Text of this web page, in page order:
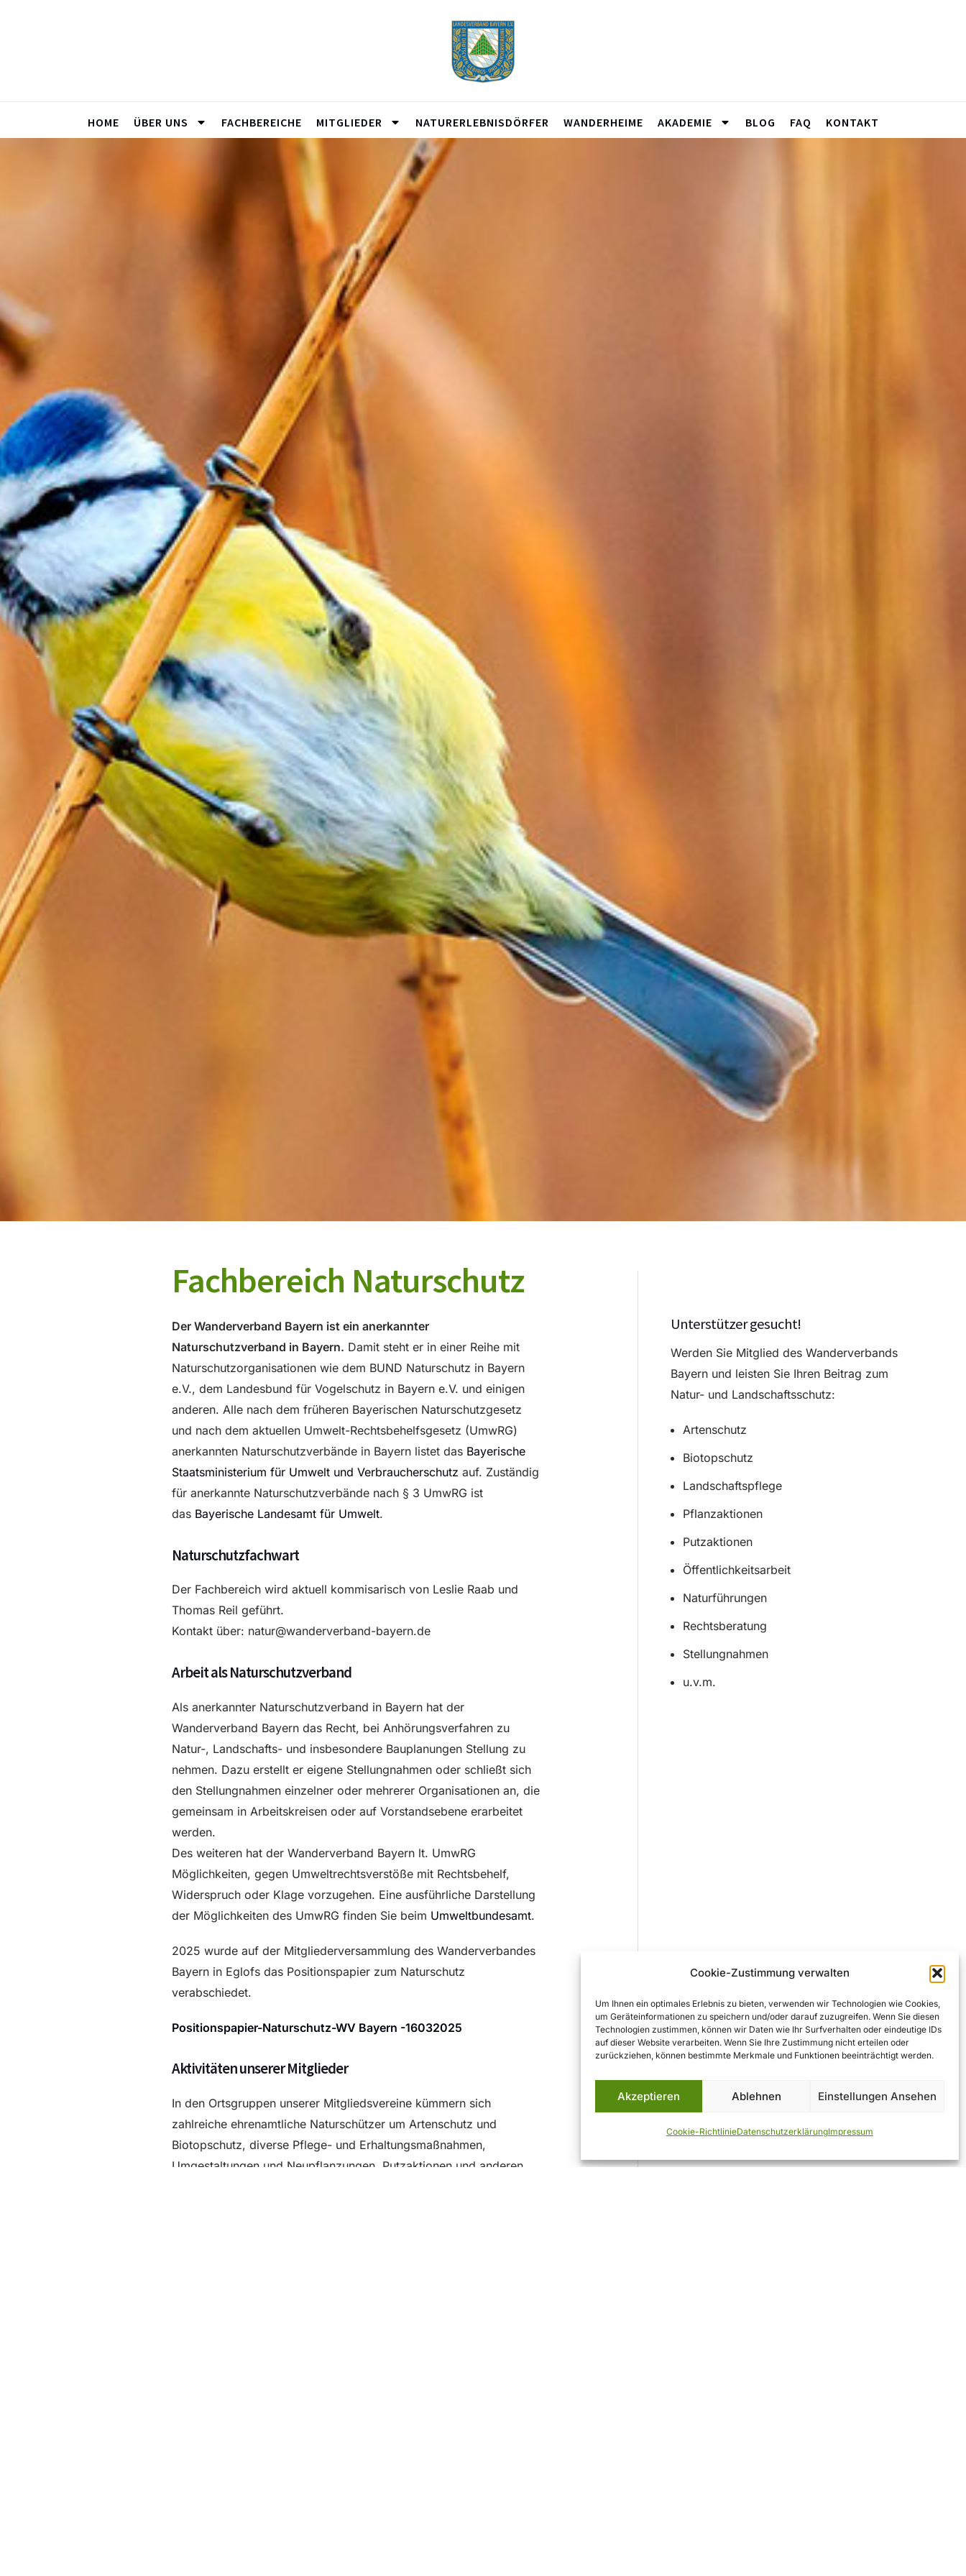
Cookie-Zustimmung verwalten
Um Ihnen ein optimales Erlebnis zu bieten, verwenden wir Technologien wie Cookies,
um Geräteinformationen zu speichern und/oder darauf zuzugreifen. Wenn Sie diesen
Technologien zustimmen, können wir Daten wie Ihr Surfverhalten oder eindeutige IDs
auf dieser Website verarbeiten. Wenn Sie Ihre Zustimmung nicht erteilen oder
zurückziehen, können bestimmte Merkmale und Funktionen beeinträchtigt werden.
Akzeptieren Ablehnen Einstellungen Ansehen
Cookie-RichtlinieDatenschutzerklärungImpressum
HOME ÜBER UNS FACHBEREICHE MITGLIEDER NATURERLEBNISDÖRFER WANDERHEIME AKADEMIE BLOG FAQ KONTAKT
Fachbereich Naturschutz
Der Wanderverband Bayern ist ein anerkannter
Naturschutzverband in Bayern. Damit steht er in einer Reihe mit
Naturschutzorganisationen wie dem BUND Naturschutz in Bayern
e.V., dem Landesbund für Vogelschutz in Bayern e.V. und einigen
anderen. Alle nach dem früheren Bayerischen Naturschutzgesetz
und nach dem aktuellen Umwelt-Rechtsbehelfsgesetz (UmwRG)
anerkannten Naturschutzverbände in Bayern listet das Bayerische
Staatsministerium für Umwelt und Verbraucherschutz auf. Zuständig
für anerkannte Naturschutzverbände nach § 3 UmwRG ist
das Bayerische Landesamt für Umwelt.
Naturschutzfachwart
Der Fachbereich wird aktuell kommisarisch von Leslie Raab und
Thomas Reil geführt.
Kontakt über: natur@wanderverband-bayern.de
Arbeit als Naturschutzverband
Als anerkannter Naturschutzverband in Bayern hat der
Wanderverband Bayern das Recht, bei Anhörungsverfahren zu
Natur-, Landschafts- und insbesondere Bauplanungen Stellung zu
nehmen. Dazu erstellt er eigene Stellungnahmen oder schließt sich
den Stellungnahmen einzelner oder mehrerer Organisationen an, die
gemeinsam in Arbeitskreisen oder auf Vorstandsebene erarbeitet
werden.
Des weiteren hat der Wanderverband Bayern lt. UmwRG
Möglichkeiten, gegen Umweltrechtsverstöße mit Rechtsbehelf,
Widerspruch oder Klage vorzugehen. Eine ausführliche Darstellung
der Möglichkeiten des UmwRG finden Sie beim Umweltbundesamt.
2025 wurde auf der Mitgliederversammlung des Wanderverbandes
Bayern in Eglofs das Positionspapier zum Naturschutz
verabschiedet.
Positionspapier-Naturschutz-WV Bayern -16032025
Aktivitäten unserer Mitglieder
In den Ortsgruppen unserer Mitgliedsvereine kümmern sich
zahlreiche ehrenamtliche Naturschützer um Artenschutz und
Biotopschutz, diverse Pflege- und Erhaltungsmaßnahmen,
Umgestaltungen und Neupflanzungen, Putzaktionen und anderen
Unterstützer gesucht!
Werden Sie Mitglied des Wanderverbands
Bayern und leisten Sie Ihren Beitrag zum
Natur- und Landschaftsschutz:
Artenschutz
Biotopschutz
Landschaftspflege
Pflanzaktionen
Putzaktionen
Öffentlichkeitsarbeit
Naturführungen
Rechtsberatung
Stellungnahmen
u.v.m.